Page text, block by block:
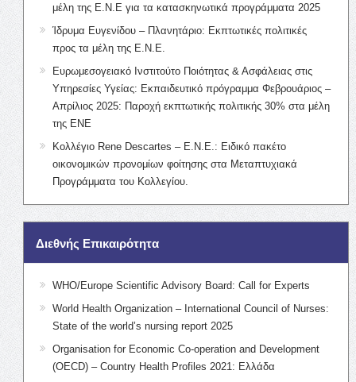
μέλη της Ε.Ν.Ε για τα κατασκηνωτικά προγράμματα 2025
Ίδρυμα Ευγενίδου – Πλανητάριο: Εκπτωτικές πολιτικές
προς τα μέλη της Ε.Ν.Ε.
Ευρωμεσογειακό Ινστιτούτο Ποιότητας & Ασφάλειας στις
Υπηρεσίες Υγείας: Εκπαιδευτικό πρόγραμμα Φεβρουάριος –
Απρίλιος 2025: Παροχή εκπτωτικής πολιτικής 30% στα μέλη
της ΕΝΕ
Κολλέγιο Rene Descartes – Ε.Ν.Ε.: Ειδικό πακέτο
οικονομικών προνομίων φοίτησης στα Μεταπτυχιακά
Προγράμματα του Κολλεγίου.
Διεθνής Επικαιρότητα
WHO/Europe Scientific Advisory Board: Call for Experts
World Health Organization – International Council of Nurses:
State of the world’s nursing report 2025
Organisation for Economic Co-operation and Development
(OECD) – Country Health Profiles 2021: Ελλάδα